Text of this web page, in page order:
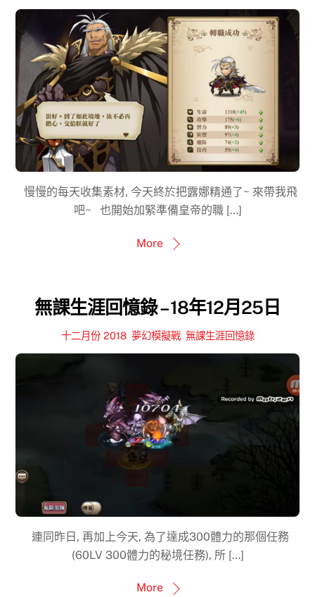
慢慢的每天收集素材, 今天終於把露娜精通了~ 來帶我飛
吧~ 也開始加緊準備皇帝的職 […]
More
無課生涯回憶錄 – 18年12月25日
十二月份 2018, 夢幻模擬戰, 無課生涯回憶錄
連同昨日, 再加上今天, 為了達成300體力的那個任務
(60LV 300體力的秘境任務), 所 […]
More